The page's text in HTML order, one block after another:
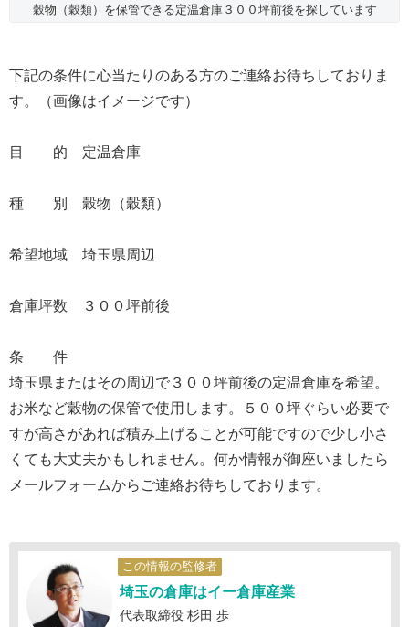
穀物（穀類）を保管できる定温倉庫３００坪前後を探しています
下記の条件に心当たりのある方のご連絡お待ちしておりま
す。（画像はイメージです）
目 的 定温倉庫
種 別 穀物（穀類）
希望地域 埼玉県周辺
倉庫坪数 ３００坪前後
条 件
埼玉県またはその周辺で３００坪前後の定温倉庫を希望。
お米など穀物の保管で使用します。５００坪ぐらい必要で
すが高さがあれば積み上げることが可能ですので少し小さ
くても大丈夫かもしれません。何か情報が御座いましたら
メールフォームからご連絡お待ちしております。
この情報の監修者
埼玉の倉庫はイー倉庫産業
代表取締役 杉田 歩